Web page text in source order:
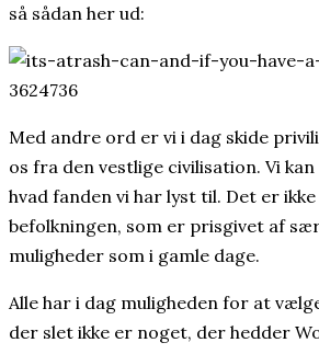
så sådan her ud:
Med andre ord er vi i dag skide
os fra den vestlige civilisation. Vi
hvad fanden vi har lyst til. Det er
befolkningen, som er prisgivet af
muligheder som i gamle dage.
Alle har i dag muligheden for at
der slet ikke er noget, der hedder